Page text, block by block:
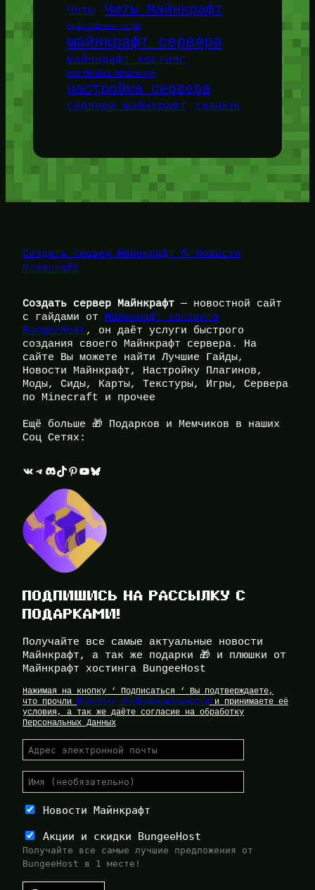
Читы Читы Майнкрафт
браузерные игры
майнкрафт сервера
майнкрафт хостинг
настройка плагинов
настройка сервера
сервера майнкрафт скачать
Создать сервер Майнкрафт ⛏️ Новости
Minecraft
Создать сервер Майнкрафт — новостной сайт
с гайдами от Майнкрафт хостинга
BungeeHost, он даёт услуги быстрого
создания своего Майнкрафт сервера. На
сайте Вы можете найти Лучшие Гайды,
Новости Майнкрафт, Настройку Плагинов,
Моды, Сиды, Карты, Текстуры, Игры, Сервера
по Minecraft и прочее
Ещё больше 🎁 Подарков и Мемчиков в наших
Соц Сетях:
ВКонтакте Telegram Discord TikTok Pinterest YouTube Bluesky
ПОДПИШИСЬ НА РАССЫЛКУ С
ПОДАРКАМИ!
Получайте все самые актуальные новости
Майнкрафт, а так же подарки 🎁 и плюшки от
Майнкрафт хостинга BungeeHost
Нажимая на кнопку ‘ Подписаться ‘ Вы подтверждаете,
что прочли Политику Конфиденциальности и принимаете её
условия, а так же даёте согласие на обработку
Персональных Данных
Новости Майнкрафт
Акции и скидки BungeeHost
Получайте все самые лучшие предложения от
BungeeHost в 1 месте!